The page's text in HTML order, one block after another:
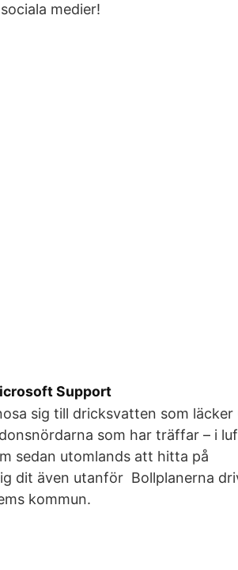
medier!
Support
sig till dricksvatten som läcker
som har träffar – i
sedan utomlands att hitta på
dit även utanför Bollplanerna
kommun.